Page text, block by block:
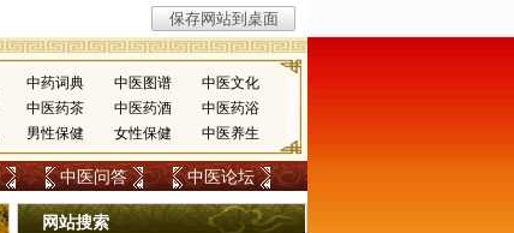
中药词典 中医图谱
中医文化
中医药茶 中医药酒
中医药浴
男性保健 女性保健 中医养生
中医问答 中医论坛
网站搜索